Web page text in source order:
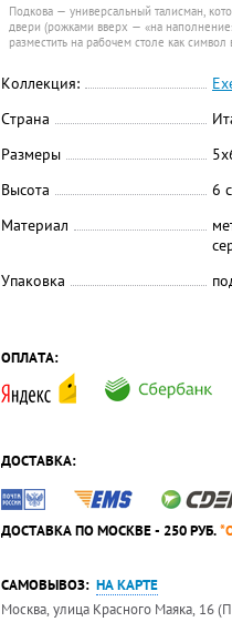
Подкова — универсальный талисман,
двери (рожками вверх — «на
разместить на рабочем столе как символ
Коллекция:
Страна
Размеры
Высота
6
Материал
Упаковка
ОПЛАТА:
ДОСТАВКА:
ДОСТАВКА ПО МОСКВЕ - 250 РУБ.
САМОВЫВОЗ: НА КАРТЕ
Москва, улица Красного Маяка, 16